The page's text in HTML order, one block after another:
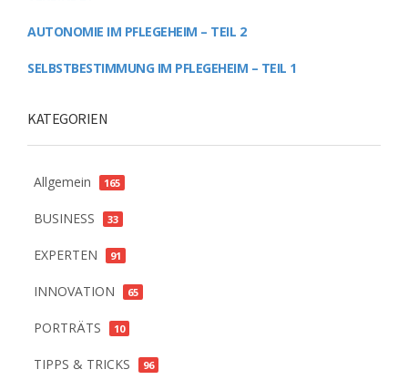
AUTONOMIE IM PFLEGEHEIM – TEIL 2
SELBSTBESTIMMUNG IM PFLEGEHEIM – TEIL 1
KATEGORIEN
Allgemein 165
BUSINESS 33
EXPERTEN 91
INNOVATION 65
PORTRÄTS 10
TIPPS & TRICKS 96